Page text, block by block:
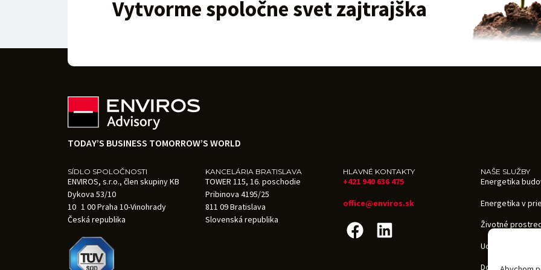
Vytvorme spoločne svet zajtrajška
TODAY’S BUSINESS TOMORROW’S WORLD
SÍDLO SPOLOČNOSTI
ENVIROS, s.r.o., člen skupiny KB
Dykova 53/10
10 1 00 Praha 10-Vinohrady
Česká republika
KANCELÁRIA BRATISLAVA
TOWER 115, 16. poschodie
Pribinova 4195/25
811 09 Bratislava
Slovenská republika
HLAVNÉ KONTAKTY
+421 940 636 475
office@enviros.sk
NAŠE SLUŽBY
Energetika
Energetika v
Životné
Udržateľnosť
Dotácie v ČR aj